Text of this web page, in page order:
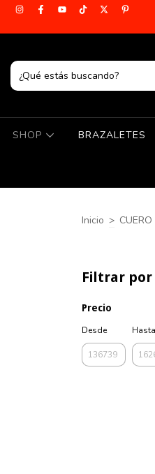
SHOP BRAZALETES
Inicio > CUERO
Filtrar por
Precio
Desde
Hasta